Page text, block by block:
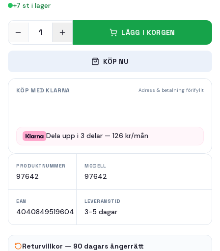
+7 st i lager
1 LÄGG I KORGEN
KÖP NU
KÖP MED KLARNA Adress & betalning förifyllt
Dela upp i 3 delar — 126 kr/mån
PRODUKTNUMMER
97642
MODELL
97642
EAN
4040849519604
LEVERANSTID
3-5 dagar
Returvillkor — 90 dagars ångerrätt